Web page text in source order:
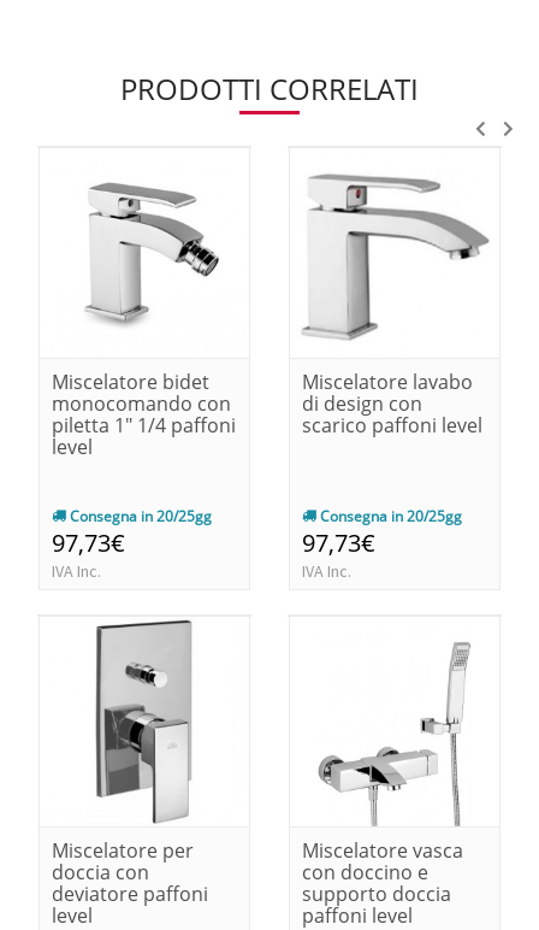
PRODOTTI CORRELATI
Miscelatore bidet
monocomando con
piletta 1" 1/4 paffoni
level
Consegna in 20/25gg
97,73€
IVA Inc.
Miscelatore lavabo
di design con
scarico paffoni level
Consegna in 20/25gg
97,73€
IVA Inc.
Miscelatore per
doccia con
deviatore paffoni
level
Miscelatore vasca
con doccino e
supporto doccia
paffoni level